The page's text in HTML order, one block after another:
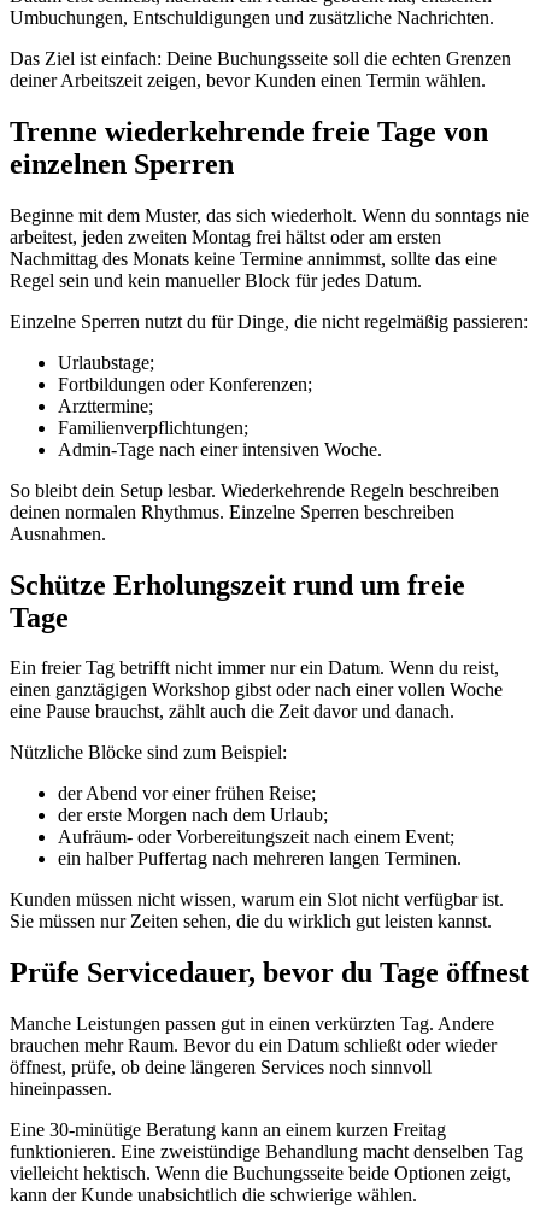
Umbuchungen, Entschuldigungen und zusätzliche Nachrichten.
Das Ziel ist einfach: Deine Buchungsseite soll die echten Grenzen
deiner Arbeitszeit zeigen, bevor Kunden einen Termin wählen.
Trenne wiederkehrende freie Tage von
einzelnen Sperren
Beginne mit dem Muster, das sich wiederholt. Wenn du sonntags nie
arbeitest, jeden zweiten Montag frei hältst oder am ersten
Nachmittag des Monats keine Termine annimmst, sollte das eine
Regel sein und kein manueller Block für jedes Datum.
Einzelne Sperren nutzt du für Dinge, die nicht regelmäßig passieren:
Urlaubstage;
Fortbildungen oder Konferenzen;
Arzttermine;
Familienverpflichtungen;
Admin-Tage nach einer intensiven Woche.
So bleibt dein Setup lesbar. Wiederkehrende Regeln beschreiben
deinen normalen Rhythmus. Einzelne Sperren beschreiben
Ausnahmen.
Schütze Erholungszeit rund um freie
Tage
Ein freier Tag betrifft nicht immer nur ein Datum. Wenn du reist,
einen ganztägigen Workshop gibst oder nach einer vollen Woche
eine Pause brauchst, zählt auch die Zeit davor und danach.
Nützliche Blöcke sind zum Beispiel:
der Abend vor einer frühen Reise;
der erste Morgen nach dem Urlaub;
Aufräum- oder Vorbereitungszeit nach einem Event;
ein halber Puffertag nach mehreren langen Terminen.
Kunden müssen nicht wissen, warum ein Slot nicht verfügbar ist.
Sie müssen nur Zeiten sehen, die du wirklich gut leisten kannst.
Prüfe Servicedauer, bevor du Tage öffnest
Manche Leistungen passen gut in einen verkürzten Tag. Andere
brauchen mehr Raum. Bevor du ein Datum schließt oder wieder
öffnest, prüfe, ob deine längeren Services noch sinnvoll
hineinpassen.
Eine 30-minütige Beratung kann an einem kurzen Freitag
funktionieren. Eine zweistündige Behandlung macht denselben Tag
vielleicht hektisch. Wenn die Buchungsseite beide Optionen zeigt,
kann der Kunde unabsichtlich die schwierige wählen.